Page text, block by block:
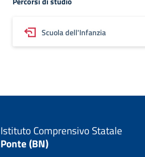
Scuola dell'Infanzia
Istituto Comprensivo Statale
Ponte (BN)